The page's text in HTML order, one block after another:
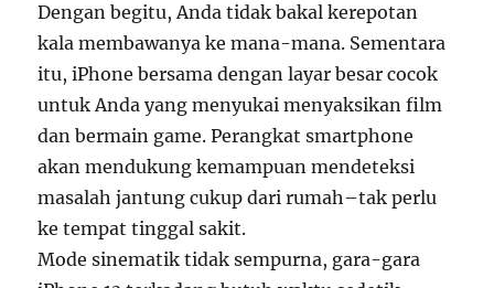
Dengan begitu, Anda tidak bakal kerepotan
kala membawanya ke mana-mana. Sementara
itu, iPhone bersama dengan layar besar cocok
untuk Anda yang menyukai menyaksikan film
dan bermain game. Perangkat smartphone
akan mendukung kemampuan mendeteksi
masalah jantung cukup dari rumah–tak perlu
ke tempat tinggal sakit.
Mode sinematik tidak sempurna, gara-gara